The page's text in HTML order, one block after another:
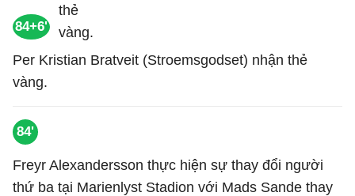
84+6'
Per Kristian Bratveit (Stroemsgodset) nhận thẻ
vàng.
84'
Freyr Alexandersson thực hiện sự thay đổi người
thứ ba tại Marienlyst Stadion với Mads Sande thay